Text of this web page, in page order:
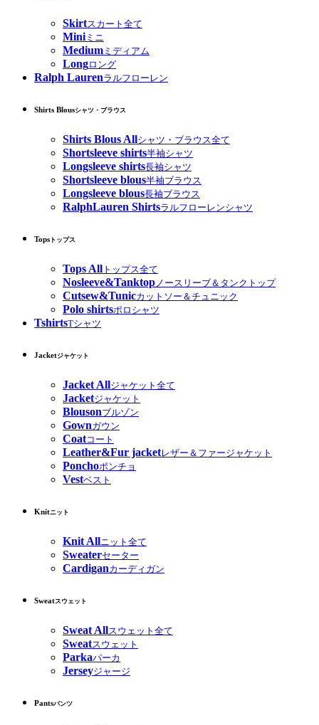
Skirtスカート全て
Miniミニ
Medium ミディアム
Longロング
Ralph Laurenラルフローレン
Shirts Blousシャツ・ブラウス
Shirts Blous Allシャツ・ブラウス全て
Shortsleeve shirts半袖シャツ
Longsleeve shirts長袖シャツ
Shortsleeve blous半袖ブラウス
Longsleeve blous長袖ブラウス
RalphLauren Shirtsラルフローレンシャツ
Tops トップス
Tops All トップス全て
Nosleeve&Tanktop ノースリーブ＆タンクトップ
Cutsew&Tunicカットソー＆チュニック
Polo shirtsポロシャツ
TshirtsTシャツ
Jacketジャケット
Jacket Allジャケット全て
Jacketジャケット
Blousonブルゾン
Gownガウン
Coatコート
Leather&Fur jacketレザー＆ファージャケット
Ponchoポンチョ
Vestベスト
Knitニット
Knit Allニット全て
Sweaterセーター
Cardiganカーディガン
Sweatスウェット
Sweat Allスウェット全て
Sweatスウェット
Parkaパーカ
Jerseyジャージ
Pantsパンツ